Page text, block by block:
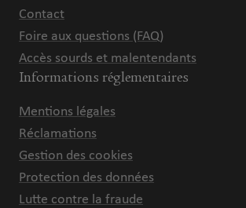
Contact
Foire aux questions (FAQ)
Accès sourds et malentendants
Informations réglementaires
Mentions légales
Réclamations
Gestion des cookies
Protection des données
Lutte contre la fraude